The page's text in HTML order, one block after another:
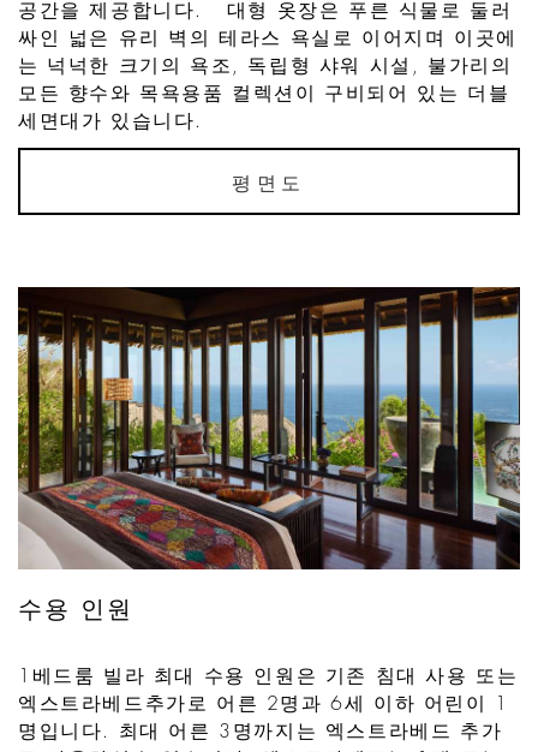
공간을 제공합니다. 대형 옷장은 푸른 식물로 둘러
싸인 넓은 유리 벽의 테라스 욕실로 이어지며 이곳에
는 넉넉한 크기의 욕조, 독립형 샤워 시설, 불가리의
모든 향수와 목욕용품 컬렉션이 구비되어 있는 더블
세면대가 있습니다.
평면도
수용 인원
1베드룸 빌라 최대 수용 인원은 기존 침대 사용 또는
엑스트라베드추가로 어른 2명과 6세 이하 어린이 1
명입니다. 최대 어른 3명까지는 엑스트라베드 추가